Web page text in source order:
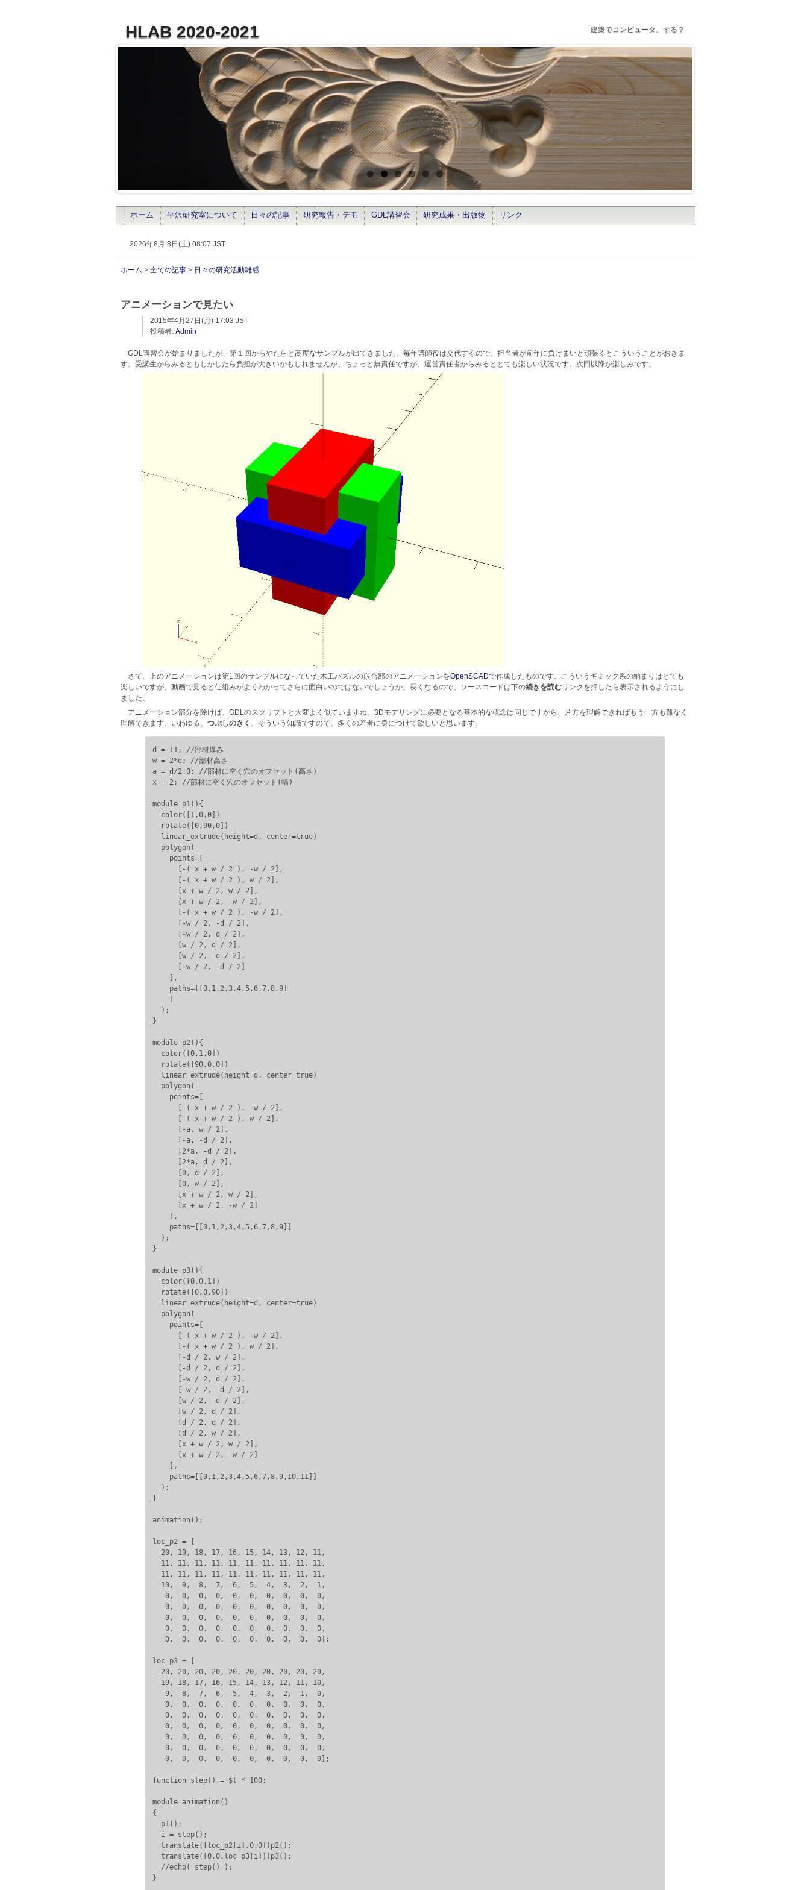
HLAB 2020-2021 建築でコンピュータ、する？
ホーム 平沢研究室について 日々の記事 研究報告・デモ GDL講習会 研究成果・出版物 リンク
2026年8月 8日(土) 08:07 JST
ホーム > 全ての記事 > 日々の研究活動雑感
アニメーションで見たい
2015年4月27日(月) 17:03 JST
投稿者: Admin
GDL講習会が始まりましたが、第１回からやたらと高度なサンプルが出てきました。毎年講師役は交代するので、担当者が前年に負けまいと頑張るとこういうことがおきま
す。受講生からみるともしかしたら負担が大きいかもしれませんが、ちょっと無責任ですが、運営責任者からみるととても楽しい状況です。次回以降が楽しみです。
さて、上のアニメーションは第1回のサンプルになっていた木工パズルの嵌合部のアニメーションをOpenSCADで作成したものです。こういうギミック系の納まりはとても
楽しいですが、動画で見ると仕組みがよくわかってさらに面白いのではないでしょうか。長くなるので、ソースコードは下の続きを読む リンクを押したら表示されるようにし
ました。
アニメーション部分を除けば、GDLのスクリプトと大変よく似ていますね。3Dモデリングに必要となる基本的な概念は同じですから、片方を理解できればもう一方も難なく
理解できます。いわゆる、 つぶしのきく 、そういう知識ですので、多くの若者に身につけて欲しいと思います。
d = 11; //部材厚み
w = 2*d; //部材高さ
a = d/2.0; //部材に空く穴のオフセット(高さ)
x = 2; //部材に空く穴のオフセット(幅)
module p1(){
  color([1,0,0])
  rotate([0,90,0])
  linear_extrude(height=d, center=true)
  polygon(
    points=[
      [-( x + w / 2 ), -w / 2],
      [-( x + w / 2 ), w / 2],
      [x + w / 2, w / 2],
      [x + w / 2, -w / 2],
      [-( x + w / 2 ), -w / 2],
      [-w / 2, -d / 2],
      [-w / 2, d / 2],
      [w / 2, d / 2],
      [w / 2, -d / 2],
      [-w / 2, -d / 2]
    ],
    paths=[[0,1,2,3,4,5,6,7,8,9]
  );
}
module p2(){
  color([0,1,0])
  rotate([90,0,0])
  linear_extrude(height=d, center=true)
  polygon(
    points=[
      [-( x + w / 2 ), -w / 2],
      [-( x + w / 2 ), w / 2],
      [-a, w / 2],
      [-a, -d / 2],
      [2*a, -d / 2],
      [2*a, d / 2],
      [0, d / 2],
      [0, w / 2],
      [x + w / 2, w / 2],
      [x + w / 2, -w / 2]
    ],
    paths=[[0,1,2,3,4,5,6,7,8,9]]
  );
}
module p3(){
  color([0,0,1])
  rotate([0,0,90])
  linear_extrude(height=d, center=true)
  polygon(
    points=[
      [-( x + w / 2 ), -w / 2],
      [-( x + w / 2 ), w / 2],
      [-d / 2, w / 2],
      [-d / 2, d / 2],
      [-w / 2, d / 2],
      [-w / 2, -d / 2],
      [w / 2, -d / 2],
      [w / 2, d / 2],
      [d / 2, d / 2],
      [d / 2, w / 2],
      [x + w / 2, w / 2],
      [x + w / 2, -w / 2]
    ],
    paths=[[0,1,2,3,4,5,6,7,8,9,10,11]]
  );
}
animation();
loc_p2 = [
  20, 19, 18, 17, 16, 15, 14, 13, 12, 11,
  11, 11, 11, 11, 11, 11, 11, 11, 11, 11,
  11, 11, 11, 11, 11, 11, 11, 11, 11, 11,
  10,  9,  8,  7,  6,  5,  4,  3,  2,  1,
   0,  0,  0,  0,  0,  0,  0,  0,  0,  0,
   0,  0,  0,  0,  0,  0,  0,  0,  0,  0,
   0,  0,  0,  0,  0,  0,  0,  0,  0,  0,
   0,  0,  0,  0,  0,  0,  0,  0,  0,  0,
   0,  0,  0,  0,  0,  0,  0,  0,  0,  0];
loc_p3 = [
  20, 20, 20, 20, 20, 20, 20, 20, 20, 20,
  19, 18, 17, 16, 15, 14, 13, 12, 11, 10,
   9,  8,  7,  6,  5,  4,  3,  2,  1,  0,
   0,  0,  0,  0,  0,  0,  0,  0,  0,  0,
   0,  0,  0,  0,  0,  0,  0,  0,  0,  0,
   0,  0,  0,  0,  0,  0,  0,  0,  0,  0,
   0,  0,  0,  0,  0,  0,  0,  0,  0,  0,
   0,  0,  0,  0,  0,  0,  0,  0,  0,  0,
   0,  0,  0,  0,  0,  0,  0,  0,  0,  0];
function step() = $t * 100;
module animation()
{
  p1();
  i = step();
  translate([loc_p2[i],0,0])p2();
  translate([0,0,loc_p3[i]])p3();
  //echo( step() );